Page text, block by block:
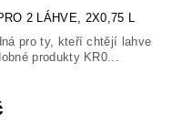
2 LÁHVE, 2X0,75 L
pro ty, kteří chtějí lahve
produkty KR0...